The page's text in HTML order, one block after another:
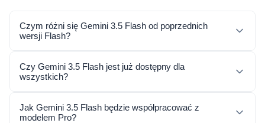
Czym różni się Gemini 3.5 Flash od poprzednich
wersji Flash?
Czy Gemini 3.5 Flash jest już dostępny dla
wszystkich?
Jak Gemini 3.5 Flash będzie współpracować z
modelem Pro?